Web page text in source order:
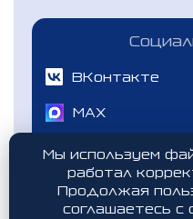
ВКонтакте
MAX
Мы используем
работал
Продолжая
соглашаетесь с